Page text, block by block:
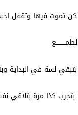
تموت فيها وتقفل
لسة في البداية
بتجرب كذا مرة بتلاقي